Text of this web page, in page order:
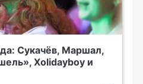
Сукачёв, Маршал,
Xolidayboy и